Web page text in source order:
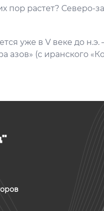
пор растет? Северо-
уже в V веке до
азов» (с иранского